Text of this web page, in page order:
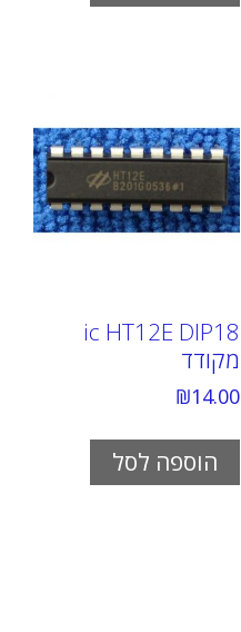
ic HT12E DIP18
מקודד
₪14.00
הוספה לסל